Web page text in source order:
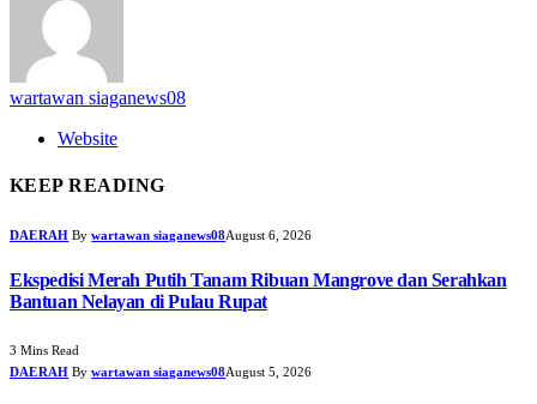
wartawan siaganews08
Website
KEEP READING
DAERAH By wartawan siaganews08August 6, 2026
Ekspedisi Merah Putih Tanam Ribuan Mangrove dan Serahkan
Bantuan Nelayan di Pulau Rupat
3 Mins Read
DAERAH By wartawan siaganews08August 5, 2026